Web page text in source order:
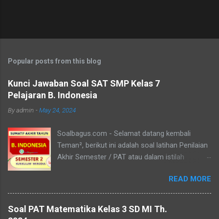
t
o
m
m
e
t
Popular posts from this blog
Kunci Jawaban Soal SAT SMP Kelas 7
Pelajaran B. Indonesia
Byadmin -May 24, 2024
Soalbagus.com - Selamat datang kembali
Teman², berikut ini adalah soal latihan Penilaian
Akhir Semester / PAT atau dalam istilah
/ SAT atau SAS Semester 2 untuk siswa/i kelas
7 SMP/MTs mata pelajaran Bahasa Indonesia.
Pada postingan Soal SAT B. Indonesia Kelas 7
READ MORE
Soal PAT Matematika Kelas 3 SD MI Th.